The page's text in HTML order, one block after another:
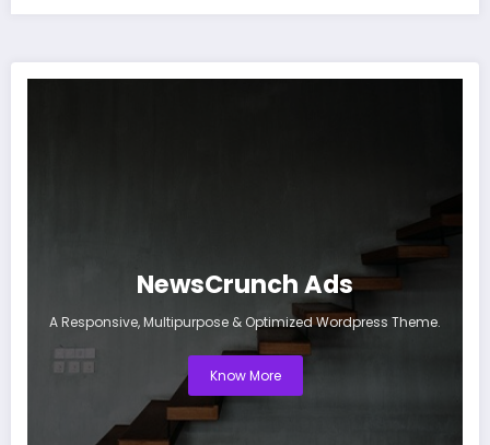
NewsCrunch Ads
A Responsive, Multipurpose & Optimized Wordpress Theme.
Know More